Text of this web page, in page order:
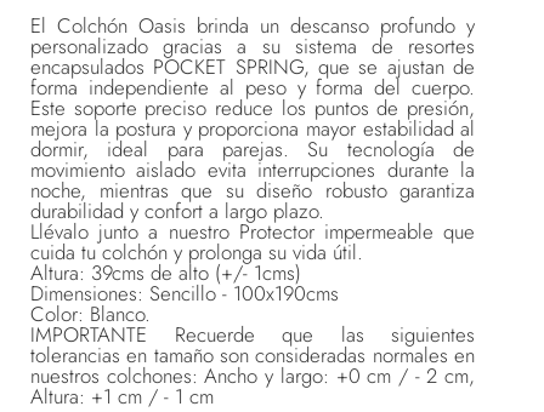
El Colchón Oasis brinda un descanso profundo y
personalizado gracias a su sistema de resortes
encapsulados POCKET SPRING, que se ajustan de
forma independiente al peso y forma del cuerpo.
Este soporte preciso reduce los puntos de presión,
mejora la postura y proporciona mayor estabilidad al
dormir, ideal para parejas. Su tecnología de
movimiento aislado evita interrupciones durante la
noche, mientras que su diseño robusto garantiza
durabilidad y confort a largo plazo.
Llévalo junto a nuestro Protector impermeable que
cuida tu colchón y prolonga su vida útil.
Altura: 39cms de alto (+/- 1cms)
Dimensiones: Sencillo - 100x190cms
Color: Blanco.
IMPORTANTE Recuerde que las siguientes
tolerancias en tamaño son consideradas normales en
nuestros colchones: Ancho y largo: +0 cm / - 2 cm,
Altura: +1 cm / - 1 cm